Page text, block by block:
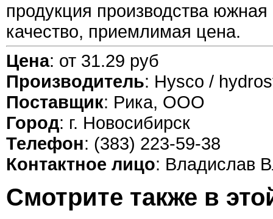
продукция производства южная
качество, приемлимая цена.
Цена: от 31.29 руб
Производитель: Hysco /
Поставщик: Рика, ООО
Город: г. Новосибирск
Телефон: (383) 223-59-38
Контактное лицо: Владислав
Смотрите также в